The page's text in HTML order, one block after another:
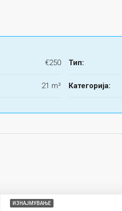
€250
21 m²
Тип:
Категорија:
ИЗНАЈМУВАЊЕ